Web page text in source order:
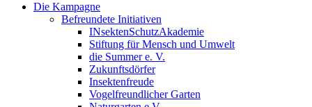
Die Kampagne
Befreundete Initiativen
INsektenSchutzAkademie
Stiftung für Mensch und Umwelt
die Summer e. V.
Zukunftsdörfer
Insektenfreude
Vogelfreundlicher Garten